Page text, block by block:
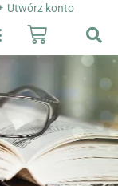
Utwórz konto